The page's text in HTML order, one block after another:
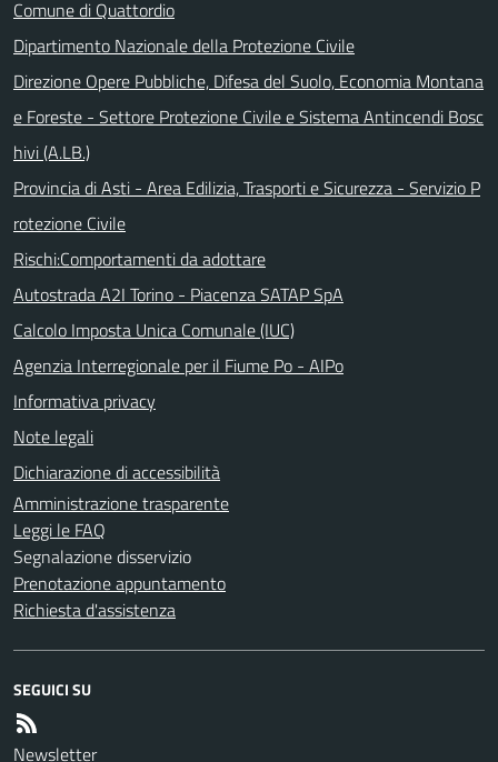
Comune di Quattordio
Dipartimento Nazionale della Protezione Civile
Direzione Opere Pubbliche, Difesa del Suolo, Economia Montana
e Foreste - Settore Protezione Civile e Sistema Antincendi Bosc
hivi (A.LB.)
Provincia di Asti - Area Edilizia, Trasporti e Sicurezza - Servizio P
rotezione Civile
Rischi:Comportamenti da adottare
Autostrada A2I Torino - Piacenza SATAP SpA
Calcolo Imposta Unica Comunale (IUC)
Agenzia Interregionale per il Fiume Po - AIPo
Informativa privacy
Note legali
Dichiarazione di accessibilità
Amministrazione trasparente
Leggi le FAQ
Segnalazione disservizio
Prenotazione appuntamento
Richiesta d'assistenza
SEGUICI SU
Newsletter